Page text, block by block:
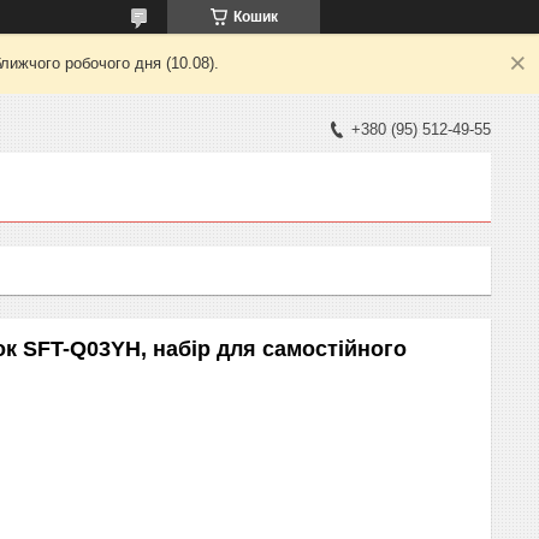
Кошик
робочого дня (10.08).
+380 (95) 512-49-55
SFT-Q03YH, набір для самостійного